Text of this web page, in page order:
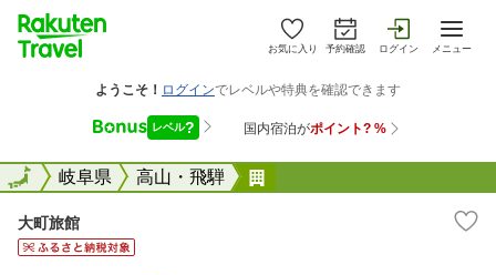
お気に入り 予約確認 ログイン メニュー
全国岐阜県 高山・飛騨
全国
大町旅館